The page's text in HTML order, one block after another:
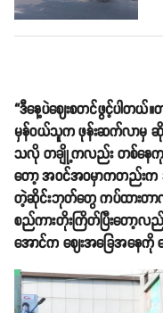
“ဒီနေ့ပဲဈေးစတင်ဖွင့်ပါတ
မှန်ဝယ်သူက ဖုန်းဆက်လာမှ ဆိုင်
သလို တချို့ကလည်း တစ်နေကု
တော့ အဝင်အဝမှာကတည်းက
တဲ့ဆိုင်းဘုတ်တွေ ကပ်ထားတာလ
စည်ကားတိုးကြိတ်ပြီးတော့လည်
အောင်က ဈေးအခြေအနေကို ပ